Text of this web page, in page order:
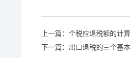
上一篇： 个税应退税额的计
下一篇： 出口退税的三个基